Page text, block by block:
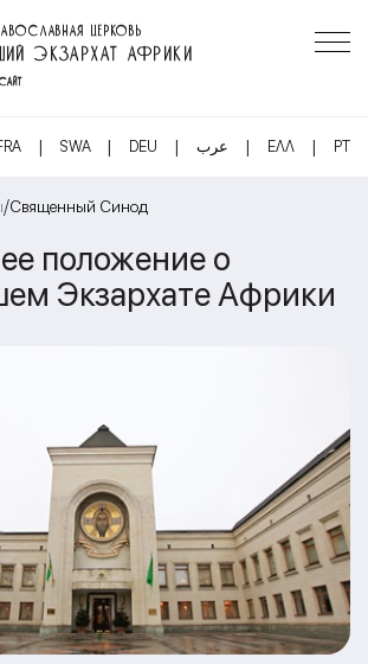
ЦЕРКОВЬ
ЭКЗАРХАТ АФРИКИ
| SWA | DEU | عرب | ΕΛΛ | PT
/Священный Синод
положение о
Экзархате Африки